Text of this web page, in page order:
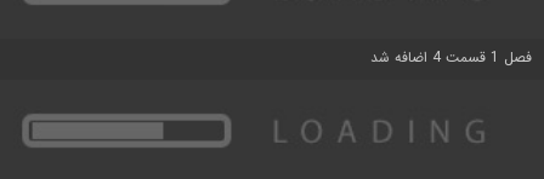
فصل 1 قسمت 4 اضافه شد